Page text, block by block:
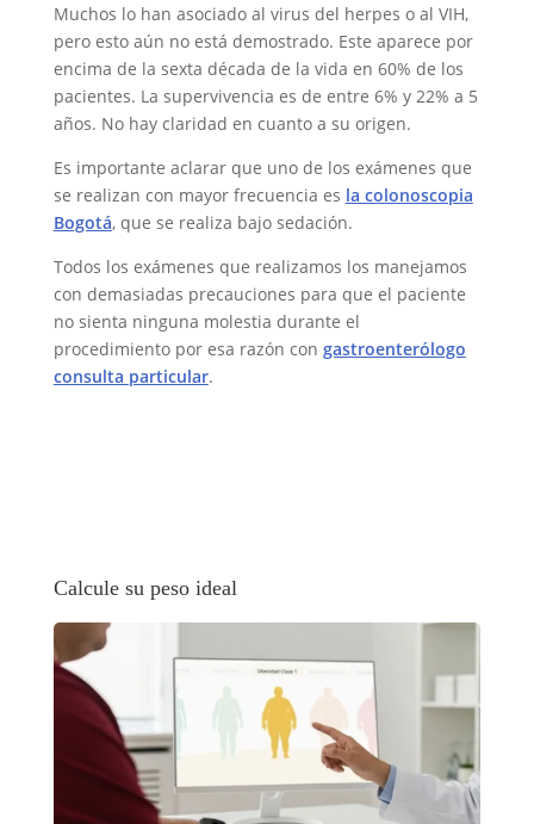
Muchos lo han asociado al virus del herpes o al VIH,
pero esto aún no está demostrado. Este aparece por
encima de la sexta década de la vida en 60% de los
pacientes. La supervivencia es de entre 6% y 22% a 5
años. No hay claridad en cuanto a su origen.
Es importante aclarar que uno de los exámenes que
se realizan con mayor frecuencia es la colonoscopia
Bogotá, que se realiza bajo sedación.
Todos los exámenes que realizamos los manejamos
con demasiadas precauciones para que el paciente
no sienta ninguna molestia durante el
procedimiento por esa razón con gastroenterólogo
consulta particular.
Calcule su peso ideal